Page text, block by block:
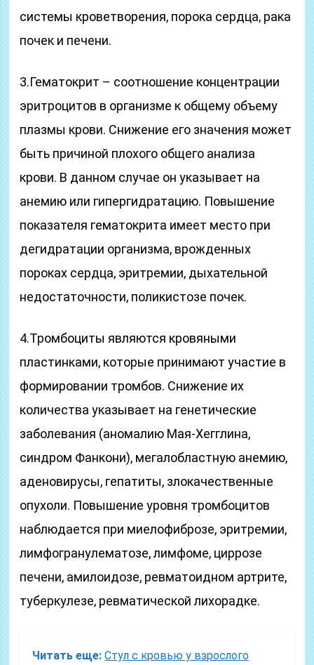
системы кроветворения, порока сердца, рака
почек и печени.
3.Гематокрит – соотношение концентрации
эритроцитов в организме к общему объему
плазмы крови. Снижение его значения может
быть причиной плохого общего анализа
крови. В данном случае он указывает на
анемию или гипергидратацию. Повышение
показателя гематокрита имеет место при
дегидратации организма, врожденных
пороках сердца, эритремии, дыхательной
недостаточности, поликистозе почек.
4.Тромбоциты являются кровяными
пластинками, которые принимают участие в
формировании тромбов. Снижение их
количества указывает на генетические
заболевания (аномалию Мая-Хегглина,
синдром Фанкони), мегалобластную анемию,
аденовирусы, гепатиты, злокачественные
опухоли. Повышение уровня тромбоцитов
наблюдается при миелофиброзе, эритремии,
лимфогранулематозе, лимфоме, циррозе
печени, амилоидозе, ревматоидном артрите,
туберкулезе, ревматической лихорадке.
Читать еще: Стул с кровью у взрослого